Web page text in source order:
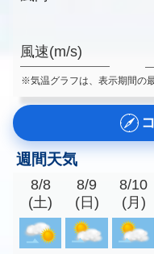
風速(m/s)
※気温グラフは、表示期間の
週間天気
8/8
(土)
8/9
(日)
8/10
(月)